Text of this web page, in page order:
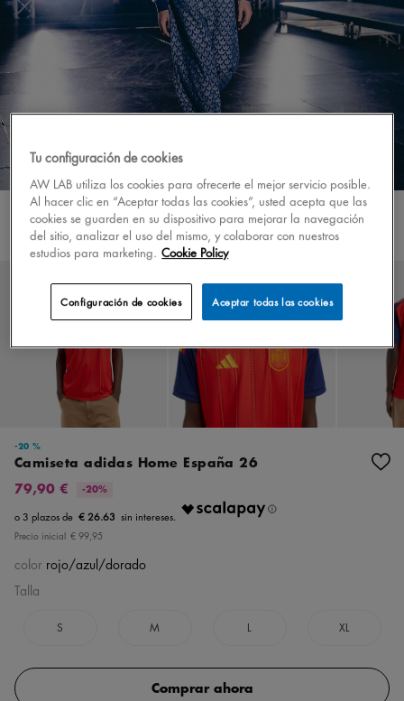
Look hombre
-20 %
Camiseta adidas Home España 26
79,90 €
-20%
€ 26.63
Precio inicial € 99,95
color rojo/azul/dorado
Talla
S M L XL
Comprar ahora
Tu configuración de cookies
AW LAB utiliza los cookies para ofrecerte el mejor servicio posible.
Al hacer clic en “Aceptar todas las cookies”, usted acepta que las
cookies se guarden en su dispositivo para mejorar la navegación
del sitio, analizar el uso del mismo, y colaborar con nuestros
estudios para marketing. Cookie Policy
Aceptar todas las cookies
Configuración de cookies